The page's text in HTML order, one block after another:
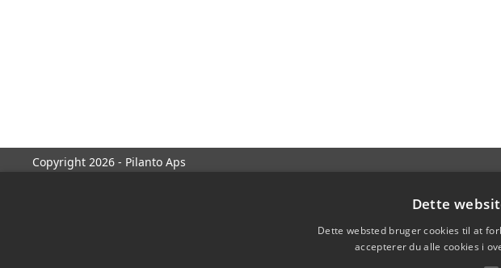
Copyright 2026 - Pilanto Aps
Dette
Dette websted bruger cookies til at
accepterer du alle cookies i